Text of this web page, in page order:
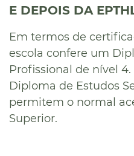
E DEPOIS DA
Em termos de
escola confere um
Profissional de nível
Diploma de Estudos
permitem o normal
Superior.